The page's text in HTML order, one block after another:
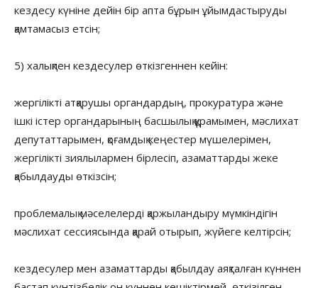
кездесу күніне дейін бір апта бұрын ұйымдастыруды
қамтамасыз етсін;
5) халықпен кездесулер өткізгеннен кейін:
жергілікті атқарушы органдардың, прокуратура және
ішкі істер органдарының басшылық құрамымен, мәслихат
депутаттарымен, қоғамдық кеңестер мүшелерімен,
жергілікті зиялылармен бірлесіп, азаматтарды жеке
қабылдауды өткізсін;
проблемалық мәселелерді қаржыландыру мүмкіндігін
мәслихат сессиясында қарай отырып, жүйеге келтірсін;
кездесулер мен азаматтарды қабылдау аяқталған күннен